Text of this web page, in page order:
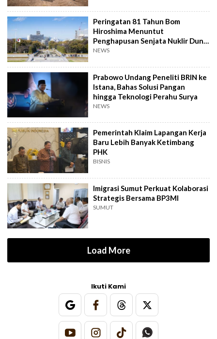
Peringatan 81 Tahun Bom
Hiroshima Menuntut
Penghapusan Senjata Nuklir Dunia
Sekarang
NEWS
Prabowo Undang Peneliti BRIN ke
Istana, Bahas Solusi Pangan
hingga Teknologi Perahu Surya
NEWS
Pemerintah Klaim Lapangan Kerja
Baru Lebih Banyak Ketimbang
PHK
BISNIS
Imigrasi Sumut Perkuat Kolaborasi
Strategis Bersama BP3MI
SUMUT
Load More
Ikuti Kami